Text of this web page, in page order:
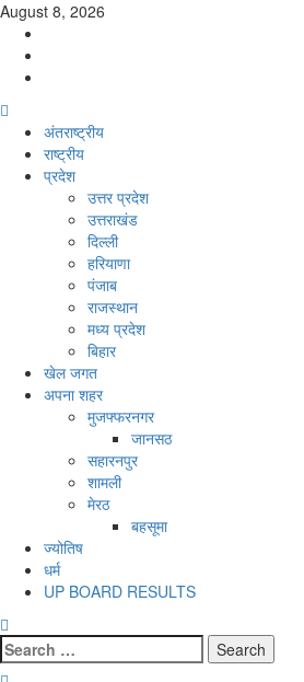
Skip
content
August 8, 2026
Menuअंतराष्ट्रीय
राष्ट्रीय
प्रदेश
उत्तर प्रदेश
उत्तराखंड
दिल्ली
हरियाणा
पंजाब
राजस्थान
मध्य प्रदेश
बिहार
खेल जगत
अपना शहर
मुजफ्फरनगर
जानसठ
सहारनपुर
शामली
मेरठ
बहसूमा
ज्योतिष
धर्म
UP BOARD RESULTS
Search
for: